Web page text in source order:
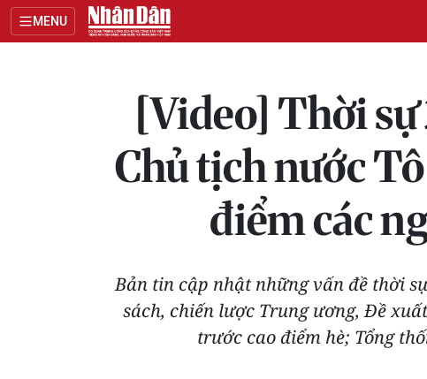
MENU
[Video] Thời
Chủ tịch nước
điểm các
Bản tin cập nhật những vấn đề thời
sách, chiến lược Trung ương, Đề
trước cao điểm hè; Tổng